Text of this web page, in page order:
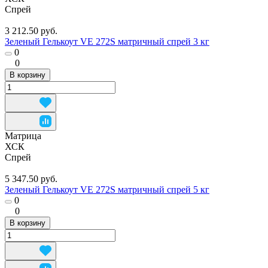
Спрей
3 212.50 руб.
Зеленый Гелькоут VE 272S матричный спрей 3 кг
0
0
В корзину
Матрица
ХСК
Спрей
5 347.50 руб.
Зеленый Гелькоут VE 272S матричный спрей 5 кг
0
0
В корзину